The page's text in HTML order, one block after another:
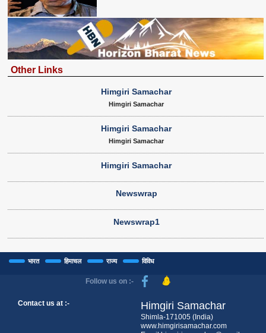
Other Links
Himgiri Samachar
Himgiri Samachar
Himgiri Samachar
Himgiri Samachar
Himgiri Samachar
Newswrap
Newswrap1
भारत हिमाचल राज्य विविध
Follow us on :-
Contact us at :- Himgiri Samachar
Shimla-171005 (India)
www.himgirisamachar.com